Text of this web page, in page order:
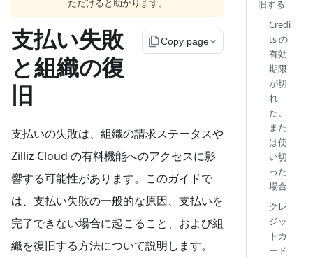
ただけると助かります。
支払い失敗
と組織の復
旧
file_copyCopy page
支払いの失敗は、組織の請求ステータスや
Zilliz Cloud の有料機能へのアクセスに影
響する可能性があります。このガイドで
は、支払い失敗の一般的な原因、支払いを
完了できない場合に起こること、および組
織を復旧する方法について説明します。
旧する
Credi
ts の
有効
期限
が切
れ
た、
また
は使
い切
った
場合
クレ
ジッ
トカ
ード